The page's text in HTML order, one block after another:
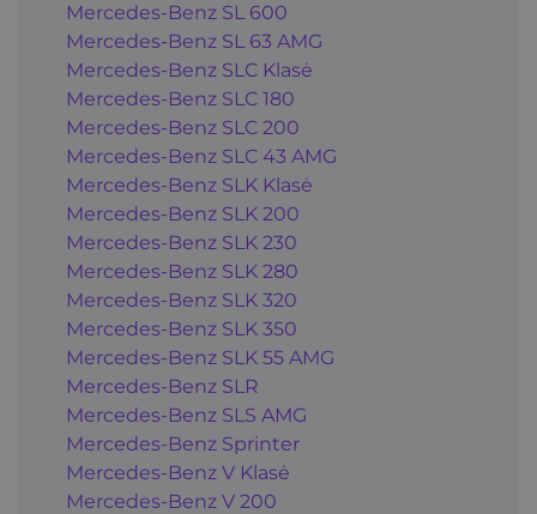
Mercedes-Benz SL 600
Mercedes-Benz SL 63 AMG
Mercedes-Benz SLC Klasė
Mercedes-Benz SLC 180
Mercedes-Benz SLC 200
Mercedes-Benz SLC 43 AMG
Mercedes-Benz SLK Klasė
Mercedes-Benz SLK 200
Mercedes-Benz SLK 230
Mercedes-Benz SLK 280
Mercedes-Benz SLK 320
Mercedes-Benz SLK 350
Mercedes-Benz SLK 55 AMG
Mercedes-Benz SLR
Mercedes-Benz SLS AMG
Mercedes-Benz Sprinter
Mercedes-Benz V Klasė
Mercedes-Benz V 200